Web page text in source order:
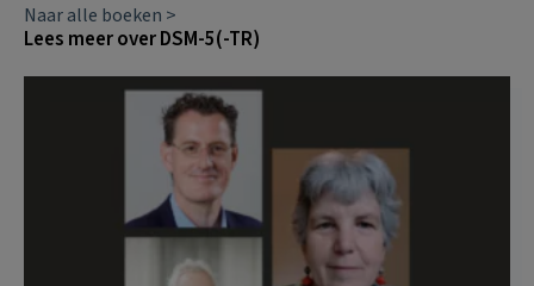
Naar alle boeken >
Lees meer over DSM-5(-TR)